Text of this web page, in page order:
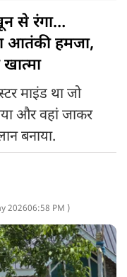
से रंगा…
आतंकी हमजा,
माइंड था जो
और वहां जाकर
बनाया.
202606:58 PM )